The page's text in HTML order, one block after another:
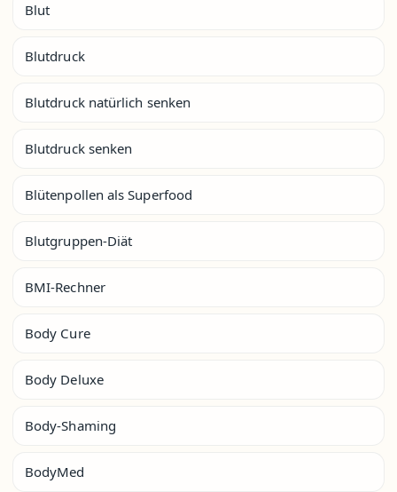
Blut
Blutdruck
Blutdruck natürlich senken
Blutdruck senken
Blütenpollen als Superfood
Blutgruppen-Diät
BMI-Rechner
Body Cure
Body Deluxe
Body-Shaming
BodyMed